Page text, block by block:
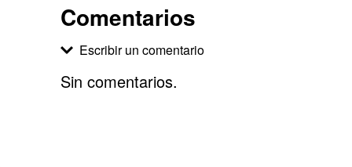
Comentarios
Escribir un comentario
Sin comentarios.